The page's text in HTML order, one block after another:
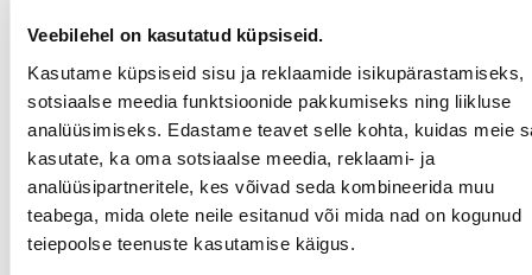
Veebilehel on kasutatud küpsiseid.
Kasutame küpsiseid sisu ja reklaamide isikupärastamiseks,
sotsiaalse meedia funktsioonide pakkumiseks ning liikluse
analüüsimiseks. Edastame teavet selle kohta, kuidas meie
kasutate, ka oma sotsiaalse meedia, reklaami- ja
analüüsipartneritele, kes võivad seda kombineerida muu
teabega, mida olete neile esitanud või mida nad on kogunud
teiepoolse teenuste kasutamise käigus.
Koostis: nisu, nisujahu, hirss, amarantuse seemned (kõrge
vitamiinisisaldus), kuivatatud saialilleõied, suhkur.
Analüüs: toorvalk 7,9%, toorrasvad 4,7%, toorkiud 8,9%, toortuhk
2,3%.
Parameetrid